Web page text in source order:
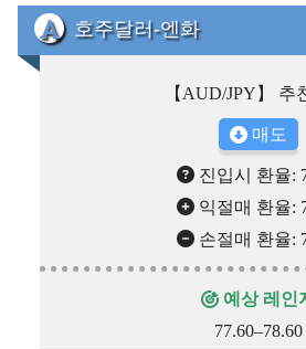
호주달러-엔화
【AUD/JPY】 추
매도
진입시 환율:
익절매 환율:
손절매 환율:
예상 레인
77.60–78.60